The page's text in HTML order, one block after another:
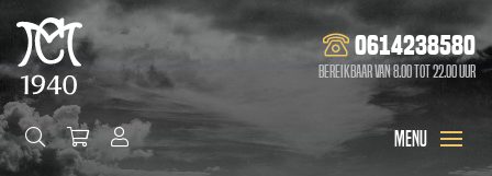
0614238580
Bereikbaar van 8.00 tot 22.00 uur